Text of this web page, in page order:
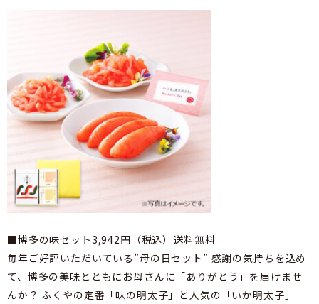
■博多の味セット3,942円（税込）送料無料
毎年ご好評いただいている”母の日セット” 感謝の気持ちを込め
て、博多の美味とともにお母さんに「ありがとう」を届けませ
んか？ ふくやの定番「味の明太子」と人気の「いか明太子」